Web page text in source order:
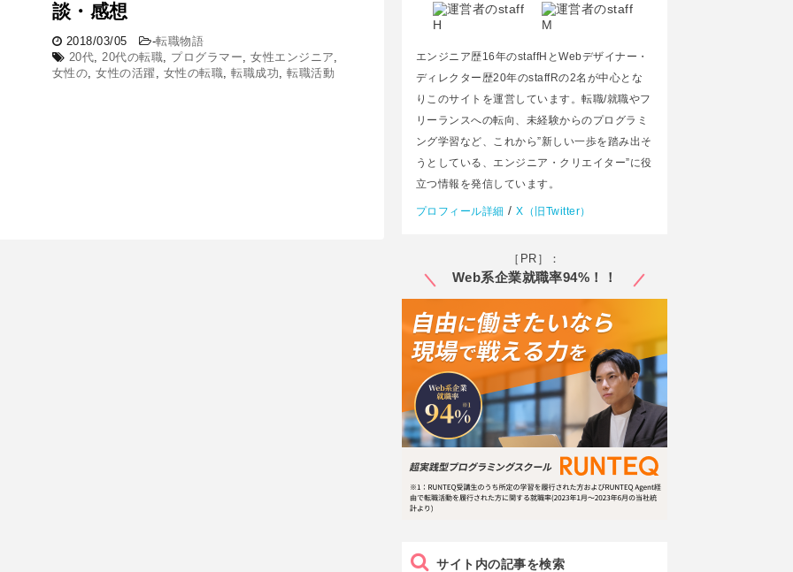
談・感想
2018/03/05 -転職物語
20代,20代の転職, プログラマー,女性エンジニア,
女性の,女性の活躍 , 女性の転職,転職成功,転職活動
エンジニア歴16年のstaffHとWebデザイナー・
ディレクター歴20年のstaffRの2名が中心とな
りこのサイトを運営しています。転職/就職やフ
リーランスへの転向、未経験からのプログラミ
ング学習など、これから”新しい一歩を踏み出そ
うとしている、エンジニア・クリエイター”に役
立つ情報を発信しています。
プロフィール詳細 /X（旧Twitter）
［PR］：
Web系企業就職率94%！！
サイト内の記事を検索